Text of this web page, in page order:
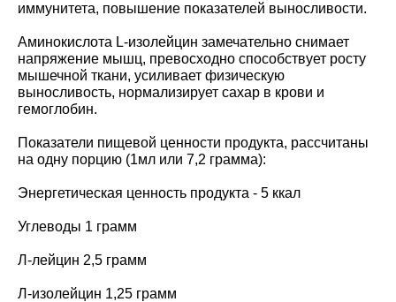
иммунитета, повышение показателей выносливости.
Аминокислота L-изолейцин замечательно снимает
напряжение мышц, превосходно способствует росту
мышечной ткани, усиливает физическую
выносливость, нормализирует сахар в крови и
гемоглобин.
Показатели пищевой ценности продукта, рассчитаны
на одну порцию (1мл или 7,2 грамма):
Энергетическая ценность продукта - 5 ккал
Углеводы 1 грамм
Л-лейцин 2,5 грамм
Л-изолейцин 1,25 грамм